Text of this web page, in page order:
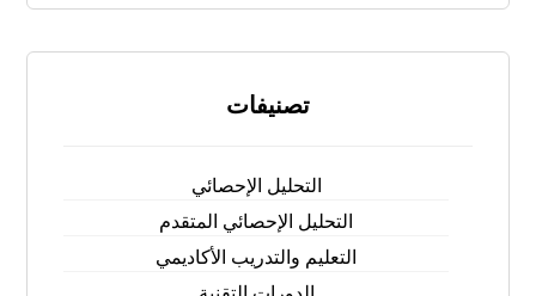
تصنيفات
التحليل الإحصائي
التحليل الإحصائي المتقدم
التعليم والتدريب الأكاديمي